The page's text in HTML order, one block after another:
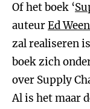
Of het boek ‘
auteurEd
zal realiseren
boek zich
over Supply
Al is het maar